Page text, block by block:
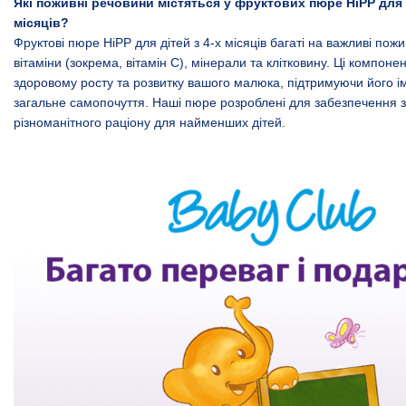
місяців?
Фруктові пюре HiPP для дітей з 4-х місяців багаті на важливі
вітаміни (зокрема, вітамін C), мінерали та клітковину. Ці
здоровому росту та розвитку вашого малюка, підтримуючи його
загальне самопочуття. Наші пюре розроблені для забезпечення
різноманітного раціону для найменших дітей.